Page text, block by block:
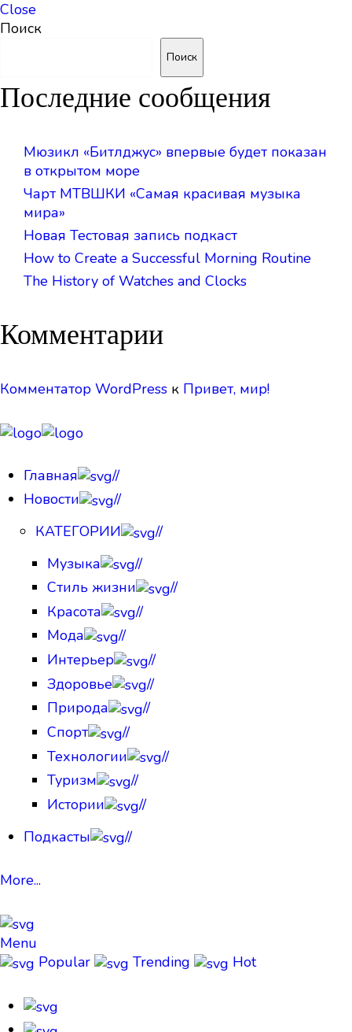
Close
Поиск
Поиск
Последние сообщения
Мюзикл «Битлджус» впервые будет показан
в открытом море
Чарт МТВШКИ «Самая красивая музыка
мира»
Новая Тестовая запись подкаст
How to Create a Successful Morning Routine
The History of Watches and Clocks
Комментарии
Комментатор WordPress к Привет, мир!
Главная
//
Новости
//
КАТЕГОРИИ
//
Музыка
//
Стиль жизни
//
Красота
//
Мода
//
Интерьер
//
Здоровье
//
Природа
//
Спорт
//
Технологии
//
Туризм
//
Истории
//
Подкасты
//
More...
Menu
Popular
Trending Hot